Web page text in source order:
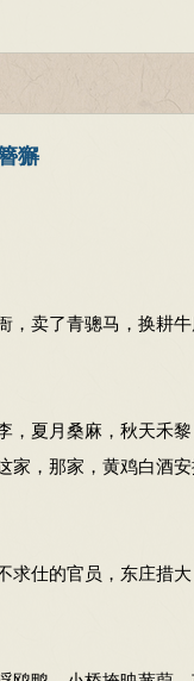
獬
，卖了青骢马，换耕
，夏月桑麻，秋天禾
，那家，黄鸡白酒
求仕的官员，东庄措